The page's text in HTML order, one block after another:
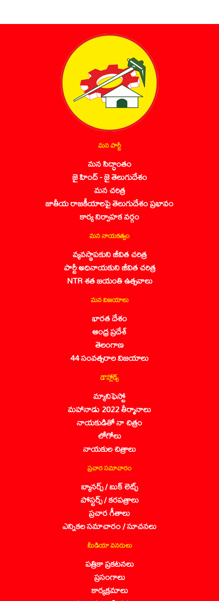
మన పార్టీ
మన సిద్ధాంతం
జై హింద్ - జై తెలుగుదేశం
మన చరిత్ర
జాతీయ రాజకీయాలపై తెలుగుదేశం ప్రభావం
కార్య నిర్వాహక వర్గం
మన నాయకత్వం
వ్యవస్థాపకుని జీవిత చరిత్ర
పార్టీ అధినాయకుని జీవిత చరిత్ర
NTR శత జయంతి ఉత్సవాలు
మన విజయాలు
భారత దేశం
ఆంధ్ర ప్రదేశ్
తెలంగాణ
44 సంవత్సరాల విజయాలు
డౌన్లోడ్స్
మ్యానిఫెస్టో
మహానాడు 2022 తీర్మానాలు
నాయకుడితో నా చిత్రం
లోగోలు
నాయకుల చిత్రాలు
ప్రచార సమాచారం
బ్యానర్స్ / బుక్ లెట్స్
పోస్టర్స్ / కరపత్రాలు
ప్రచార గీతాలు
ఎన్నికల సమాచారం / సూచనలు
మీడియా వనరులు
పత్రికా ప్రకటనలు
ప్రసంగాలు
కార్యక్రమాలు